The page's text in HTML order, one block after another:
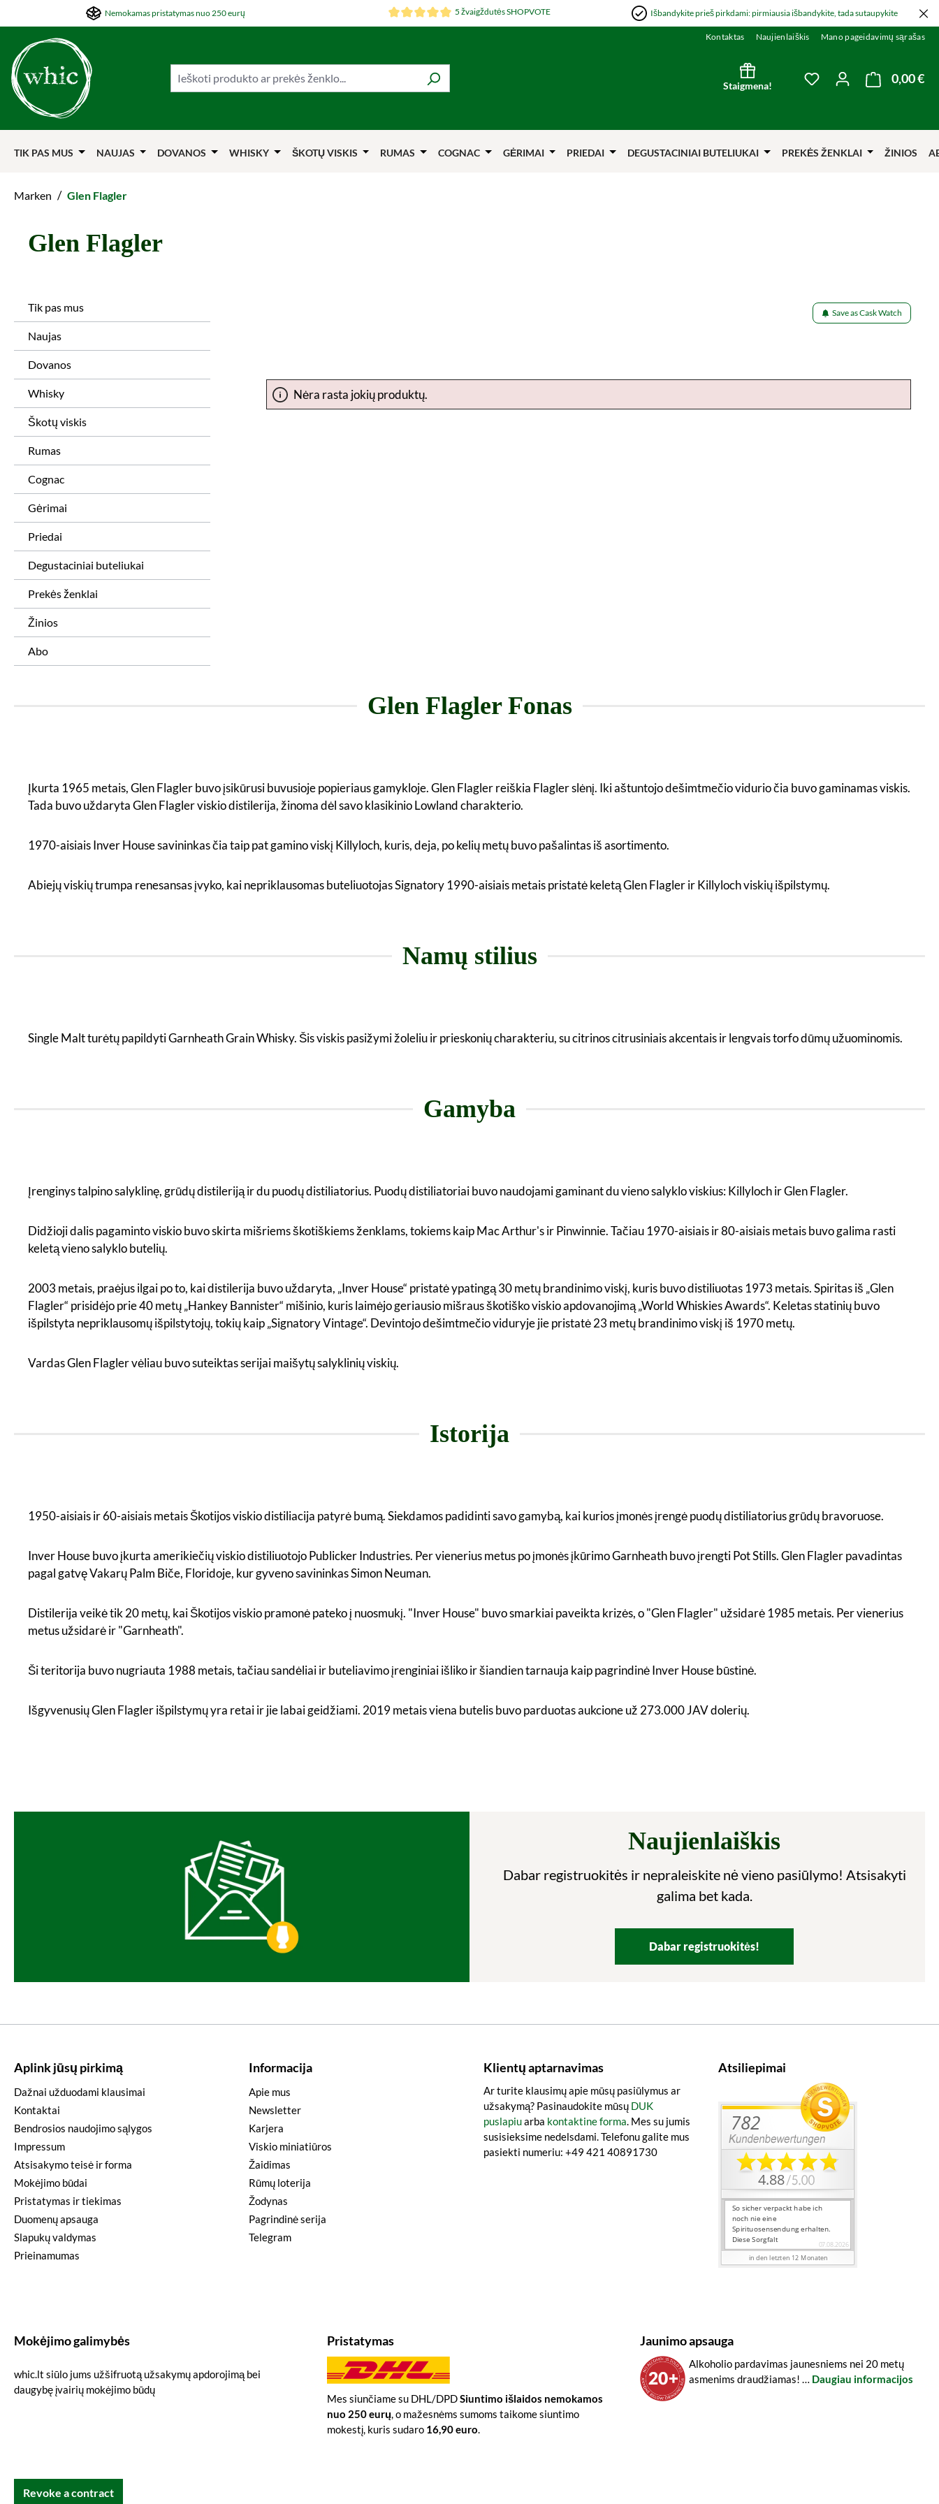
į pagrindinį turinį
Šokti į pagrindinę navigacijąNemokamas pristatymas nuo 250 eurų 5 žvaigždutės SHOPVOTE Išbandykite prieš pirkdami: pirmiausia išbandykite, tada sutaupykite
Kontaktas Naujienlaiškis Mano pageidavimų sąrašas
Staigmena!
You have 0 wishlist
0,00 €
TIK PAS MUS NAUJAS DOVANOS WHISKY ŠKOTŲ VISKIS RUMAS COGNAC GĖRIMAI PRIEDAI DEGUSTACINIAI BUTELIUKAI PREKĖS ŽENKLAI ŽINIOS
Marken / Glen Flagler
Glen Flagler
Tik pas mus
Naujas
Dovanos
Whisky
Škotų viskis
Rumas
Cognac
Gėrimai
Priedai
Degustaciniai buteliukai
Prekės ženklai
Žinios
Abo
Save as Cask Watch
Nėra rasta jokių produktų.
Glen Flagler Fonas
Įkurta 1965 metais, Glen Flagler buvo įsikūrusi buvusioje popieriaus gamykloje. Glen Flagler reiškia Flagler slėnį. Iki aštuntojo dešimtmečio vidurio čia buvo gaminamas viskis.
Tada buvo uždaryta Glen Flagler viskio distilerija, žinoma dėl savo klasikinio Lowland charakterio.
1970-aisiais Inver House savininkas čia taip pat gamino viskį Killyloch, kuris, deja, po kelių metų buvo pašalintas iš asortimento.
Abiejų viskių trumpa renesansas įvyko, kai nepriklausomas buteliuotojas Signatory 1990-aisiais metais pristatė keletą Glen Flagler ir Killyloch viskių išpilstymų.
Namų stilius
Single Malt turėtų papildyti Garnheath Grain Whisky. Šis viskis pasižymi žoleliu ir prieskonių charakteriu, su citrinos citrusiniais akcentais ir lengvais torfo dūmų užuominomis.
Gamyba
Įrenginys talpino salyklinę, grūdų distileriją ir du puodų distiliatorius. Puodų distiliatoriai buvo naudojami gaminant du vieno salyklo viskius: Killyloch ir Glen Flagler.
Didžioji dalis pagaminto viskio buvo skirta mišriems škotiškiems ženklams, tokiems kaip Mac Arthur's ir Pinwinnie. Tačiau 1970-aisiais ir 80-aisiais metais buvo galima rasti
keletą vieno salyklo butelių.
2003 metais, praėjus ilgai po to, kai distilerija buvo uždaryta, „Inver House“ pristatė ypatingą 30 metų brandinimo viskį, kuris buvo distiliuotas 1973 metais. Spiritas iš „Glen
Flagler“ prisidėjo prie 40 metų „Hankey Bannister“ mišinio, kuris laimėjo geriausio mišraus škotiško viskio apdovanojimą „World Whiskies Awards“. Keletas statinių buvo
išpilstyta nepriklausomų išpilstytojų, tokių kaip „Signatory Vintage“. Devintojo dešimtmečio viduryje jie pristatė 23 metų brandinimo viskį iš 1970 metų.
Vardas Glen Flagler vėliau buvo suteiktas serijai maišytų salyklinių viskių.
Istorija
1950-aisiais ir 60-aisiais metais Škotijos viskio distiliacija patyrė bumą. Siekdamos padidinti savo gamybą, kai kurios įmonės įrengė puodų distiliatorius grūdų bravoruose.
Inver House buvo įkurta amerikiečių viskio distiliuotojo Publicker Industries. Per vienerius metus po įmonės įkūrimo Garnheath buvo įrengti Pot Stills. Glen Flagler pavadintas
pagal gatvę Vakarų Palm Biče, Floridoje, kur gyveno savininkas Simon Neuman.
Distilerija veikė tik 20 metų, kai Škotijos viskio pramonė pateko į nuosmukį. "Inver House" buvo smarkiai paveikta krizės, o "Glen Flagler" užsidarė 1985 metais. Per vienerius
metus užsidarė ir "Garnheath".
Ši teritorija buvo nugriauta 1988 metais, tačiau sandėliai ir buteliavimo įrenginiai išliko ir šiandien tarnauja kaip pagrindinė Inver House būstinė.
Išgyvenusių Glen Flagler išpilstymų yra retai ir jie labai geidžiami. 2019 metais viena butelis buvo parduotas aukcione už 273.000 JAV dolerių.
Naujienlaiškis
Dabar registruokitės ir nepraleiskite nė vieno pasiūlymo! Atsisakyti
galima bet kada.
Dabar registruokitės!
Aplink jūsų pirkimą
Dažnai užduodami klausimai
Kontaktai
Bendrosios naudojimo sąlygos
Impressum
Atsisakymo teisė ir forma
Mokėjimo būdai
Pristatymas ir tiekimas
Duomenų apsauga
Slapukų valdymas
Prieinamumas
Informacija
Apie mus
Newsletter
Karjera
Viskio miniatiūros
Žaidimas
Rūmų loterija
Žodynas
Pagrindinė serija
Telegram
Klientų aptarnavimas
Ar turite klausimų apie mūsų pasiūlymus ar
užsakymą? Pasinaudokite mūsų DUK
puslapiuarba kontaktine forma. Mes su jumis
susisieksime nedelsdami. Telefonu galite mus
pasiekti numeriu: +49 421 40891730
Atsiliepimai
Mokėjimo galimybės
whic.lt siūlo jums užšifruotą užsakymų apdorojimą bei
daugybę įvairių mokėjimo būdų
Pristatymas
Mes siunčiame su DHL/DPDSiuntimo išlaidos nemokamos
nuo 250 eurų, o mažesnėms sumoms taikome siuntimo
mokestį, kuris sudaro 16,90 euro.
Jaunimo apsauga
Alkoholio pardavimas jaunesniems nei 20 metų
asmenims draudžiamas! … Daugiau informacijos
Revoke a contract